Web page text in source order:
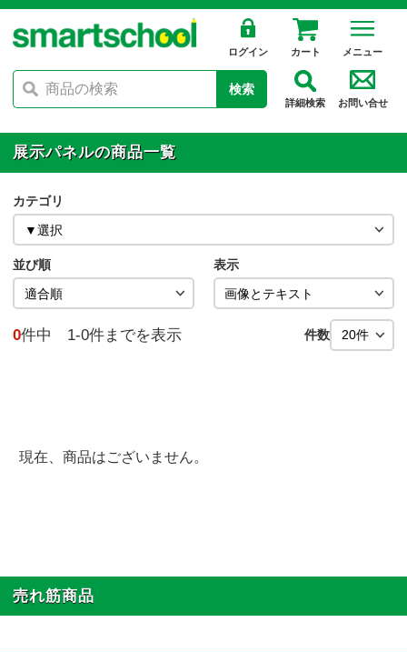
ログイン カート メニュー
検索
詳細検索 お問い合せ
展示パネルの商品一覧
カテゴリ
並び順 表示
0件中 1-0件までを表示 件数
現在、商品はございません。
売れ筋商品